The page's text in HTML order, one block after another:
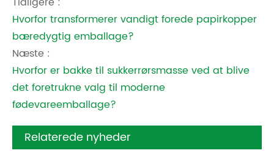
Hvorfor transformerer vandigt forede papirkopper
bæredygtig emballage?
Næste :
Hvorfor er bakke til sukkerrørsmasse ved at blive
det foretrukne valg til moderne
fødevareemballage?
Relaterede nyheder